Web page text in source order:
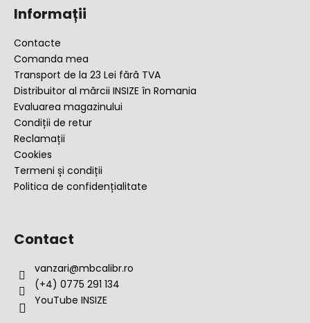
Informații
Contacte
Comanda mea
Transport de la 23 Lei fără TVA
Distribuitor al mărcii INSIZE în Romania
Evaluarea magazinului
Condiții de retur
Reclamații
Cookies
Termeni și condiții
Politica de confidențialitate
Contact
vanzari@mbcalibr.ro
(+4) 0775 291 134
YouTube INSIZE